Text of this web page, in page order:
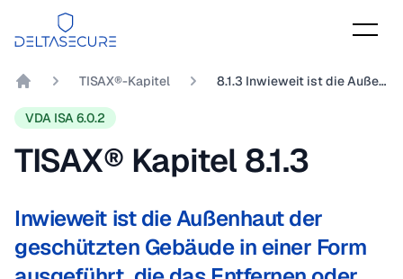
DeltaSecure
TISAX®-Kapitel 8.1.3 Inwieweit ist die Außenhaut der geschützten Gebäude in einer Form ausgeführt, die das Entfernen oder Öffnen von Außenhautkomponenten mit handelsüblichen Werkzeugen verhindert?
VDA ISA 6.0.2
TISAX® Kapitel 8.1.3
Inwieweit ist die Außenhaut der
geschützten Gebäude in einer Form